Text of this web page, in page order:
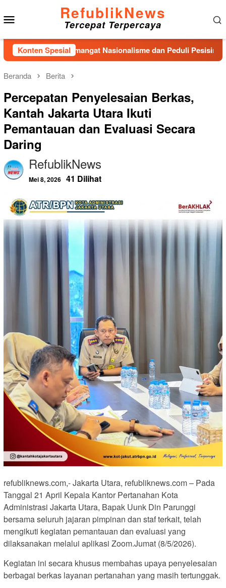
ke
konten
RefublikNews
Tercepat Terpercaya
Konten Spesial
Semangat Nasionalisme dan Peduli Pesisir di Kampung
Beranda Berita
Percepatan Penyelesaian Berkas,
Kantah Jakarta Utara Ikuti
Pemantauan dan Evaluasi Secara
Daring
RefublikNews
Mei 8, 2026 41 Dilihat
refubliknews.com,- Jakarta Utara, refubliknews.com – Pada
Tanggal 21 April Kepala Kantor Pertanahan Kota
Administrasi Jakarta Utara, Bapak Uunk Din Parunggi
bersama seluruh jajaran pimpinan dan staf terkait, telah
mengikuti kegiatan pemantauan dan evaluasi yang
dilaksanakan melalui aplikasi Zoom.Jumat (8/5/2026).
Kegiatan ini secara khusus membahas upaya penyelesaian
berbagai berkas layanan pertanahan yang masih tertunggak.